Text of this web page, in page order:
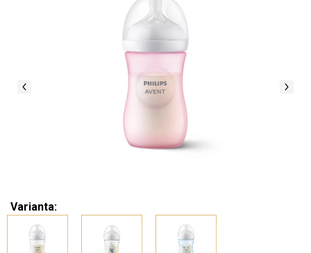
Varianta: